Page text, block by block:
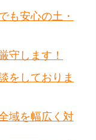
も安心の土・
守します！
をしておりま
域を幅広く対